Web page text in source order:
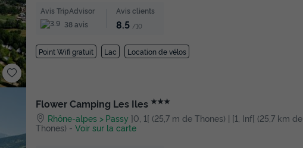
Avis TripAdvisor
38 avis
Avis clients
8.5 /10
Point Wifi gratuit Lac Location de vélos
Flower Camping Les Iles ★★★
Rhône-alpes Passy ]0, 1[ (25,7 m de Thones) | [1, Inf[ (25,7 km de
Thones) - Voir sur la carte